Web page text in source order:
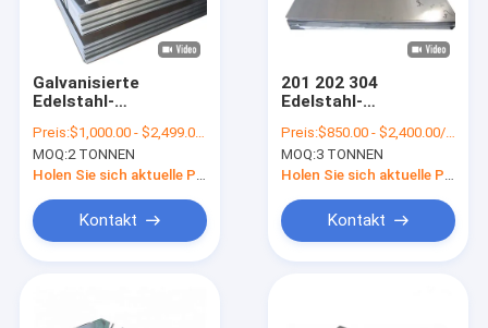
Galvanisierte
Edelstahl-
bedecken für
Restaurants S32205
2205 304
Preis:$1,000.00 - $2,499.00/Tons
MOQ:2 TONNEN
Kontakt
201 202 304
Edelstahl-
Messgerät-
Edelstahlblech-
Metall 4x8
Preis:$850.00 - $2,400.00/Tons
MOQ:3 TONNEN
Kontakt